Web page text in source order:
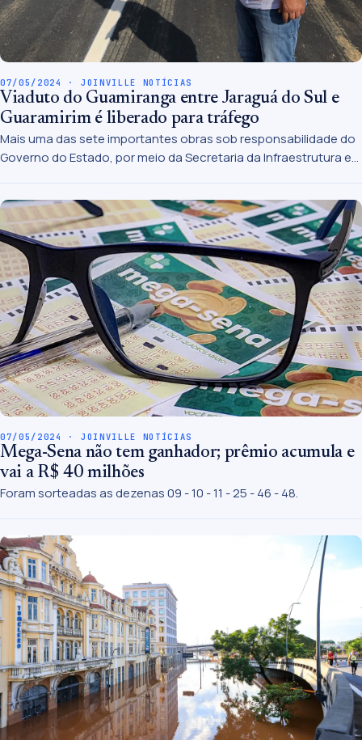
07/05/2024 · JOINVILLE NOTÍCIAS
Viaduto do Guamiranga entre Jaraguá do Sul e
Guaramirim é liberado para tráfego
Mais uma das sete importantes obras sob responsabilidade do
Governo do Estado, por meio da Secretaria da Infraestrutura e
viaduto do Guamiranga, obra que recebeu quase R$ 30 milhões
em investimentos com recursos estaduais.
07/05/2024 · JOINVILLE NOTÍCIAS
Mega-Sena não tem ganhador; prêmio acumula e
vai a R$ 40 milhões
Foram sorteadas as dezenas 09 - 10 - 11 - 25 - 46 - 48.